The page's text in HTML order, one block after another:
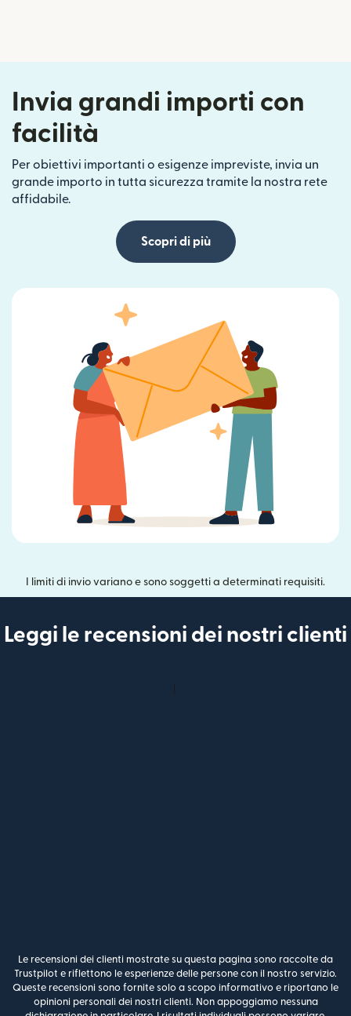
Invia grandi importi con
facilità
Per obiettivi importanti o esigenze impreviste, invia un
grande importo in tutta sicurezza tramite la nostra rete
affidabile.
Scopri di più
I limiti di invio variano e sono soggetti a determinati requisiti.
Leggi le recensioni dei nostri clienti
Le recensioni dei clienti mostrate su questa pagina sono raccolte da
Trustpilot e riflettono le esperienze delle persone con il nostro servizio.
Queste recensioni sono fornite solo a scopo informativo e riportano le
opinioni personali dei nostri clienti. Non appoggiamo nessuna